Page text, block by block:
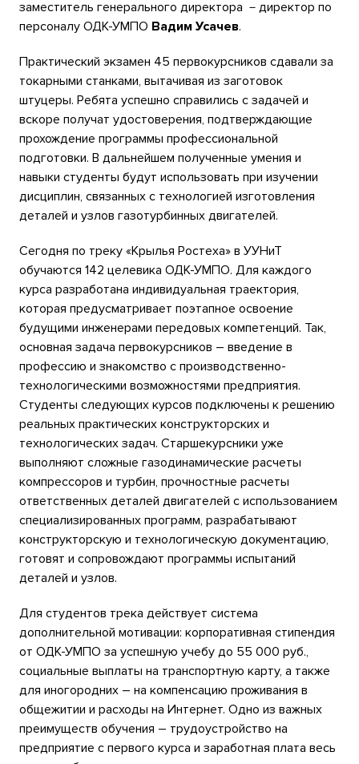
заместитель генерального директора －директор по
персоналу ОДК-УМПО Вадим Усачев.
Практический экзамен 45 первокурсников сдавали за
токарными станками, вытачивая из заготовок
штуцеры. Ребята успешно справились с задачей и
вскоре получат удостоверения, подтверждающие
прохождение программы профессиональной
подготовки. В дальнейшем полученные умения и
навыки студенты будут использовать при изучении
дисциплин, связанных с технологией изготовления
деталей и узлов газотурбинных двигателей.
Сегодня по треку «Крылья Ростеха» в УУНиТ
обучаются 142 целевика ОДК-УМПО. Для каждого
курса разработана индивидуальная траектория,
которая предусматривает поэтапное освоение
будущими инженерами передовых компетенций. Так,
основная задача первокурсников – введение в
профессию и знакомство с производственно-
технологическими возможностями предприятия.
Студенты следующих курсов подключены к решению
реальных практических конструкторских и
технологических задач. Старшекурсники уже
выполняют сложные газодинамические расчеты
компрессоров и турбин, прочностные расчеты
ответственных деталей двигателей с использованием
специализированных программ, разрабатывают
конструкторскую и технологическую документацию,
готовят и сопровождают программы испытаний
деталей и узлов.
Для студентов трека действует система
дополнительной мотивации: корпоративная стипендия
от ОДК-УМПО за успешную учебу до 55 000 руб.,
социальные выплаты на транспортную карту, а также
для иногородних – на компенсацию проживания в
общежитии и расходы на Интернет. Одно из важных
преимуществ обучения – трудоустройство на
предприятие с первого курса и заработная плата весь